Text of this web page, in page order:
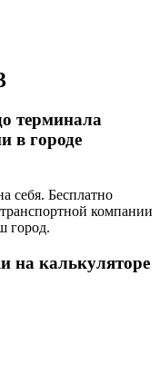
терминала
в городе
себя. Бесплатно
компании
город.
на калькуляторе